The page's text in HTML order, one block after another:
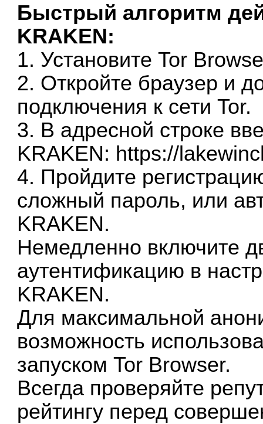
Быстрый алгоритм
KRAKEN:
1. Установите Tor
2. Откройте браузер и
подключения к сети Tor.
3. В адресной строке
KRAKEN: https://
4. Пройдите
сложный пароль, или
KRAKEN.
Немедленно включите
аутентификацию в
KRAKEN.
Для максимальной
возможность
запуском Tor Browser.
Всегда проверяйте
рейтингу перед